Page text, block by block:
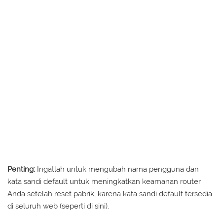
Penting: Ingatlah untuk mengubah nama pengguna dan
kata sandi default untuk meningkatkan keamanan router
Anda setelah reset pabrik, karena kata sandi default tersedia
di seluruh web (seperti di sini).